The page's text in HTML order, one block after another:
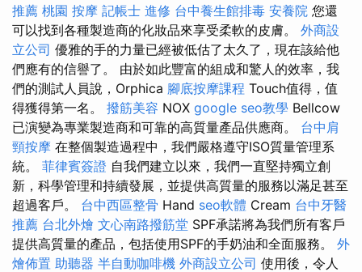
推薦 桃園 按摩 記帳士 進修 台中養生館排毒 安養院 您還
可以找到各種製造商的化妝品來享受柔軟的皮膚。 外商設
立公司 優雅的手的力量已經被低估了太久了，現在該給他
們應有的信譽了。 由於如此豐富的組成和驚人的效率，我
們的測試人員說，Orphica 腳底按摩課程 Touch值得，值
得獲得第一名。 撥筋美容 NOX google seo教學 Bellcow
已演變為專業製造商和可靠的高質量產品供應商。 台中肩
頸按摩 在整個製造過程中，我們嚴格遵守ISO質量管理系
統。 菲律賓簽證 自我們建立以來，我們一直堅持獨立創
新，科學管理和持續發展，並提供高質量的服務以滿足甚至
超過客戶。 台中西區整骨 Hand seo軟體 Cream 台中牙醫
推薦 台北外燴 文心南路撥筋堂 SPF承諾將為我們所有客戶
提供高質量的產品，包括使用SPF的手奶油和全面服務。 外
燴佈置 助聽器 半自動咖啡機 外商設立公司 使用後，令人